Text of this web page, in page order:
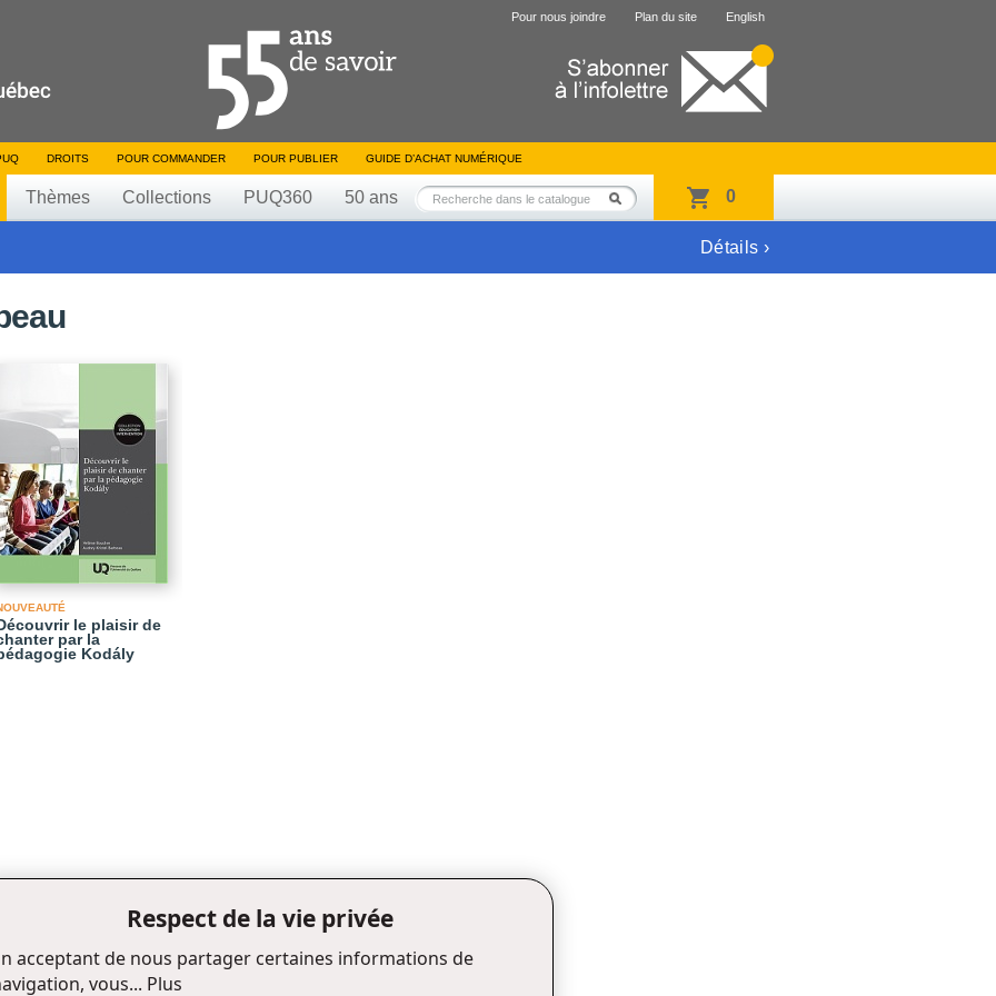
Pour nous joindre Plan du site English
DROITS POUR COMMANDER POUR PUBLIER GUIDE D’ACHAT NUMÉRIQUE
Thèmes Collections PUQ360 50 ans 0
Détails ›
le plaisir de
par la
Kodály
Respect de la vie privée
acceptant de nous partager certaines informations de
vous... Plus